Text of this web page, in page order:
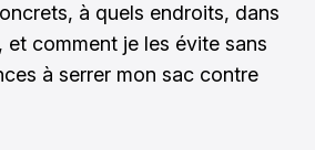
à quels endroits, dans
et comment je les évite sans
à serrer mon sac contre